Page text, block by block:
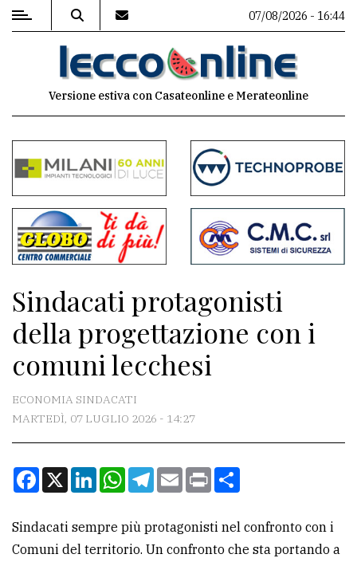
MENU
commenti
Contenuti
del
sito
Meteo
CONTATTI
La
redazione
Per
tua
pubblicità
07/08/2026 - 16:44
Versione estiva con Casateonline e Merateonline
Sindacati protagonisti
della progettazione con i
comuni lecchesi
ECONOMIA SINDACATI
MARTEDÌ, 07 LUGLIO 2026 - 14:27
Facebook
X LinkedInWhatsApp
Telegram
EmailPrint
Sindacati sempre più protagonisti nel confronto con i
Comuni del territorio. Un confronto che sta portando a